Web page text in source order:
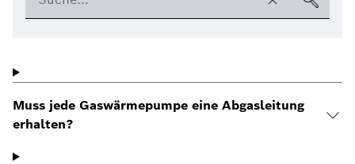
Muss jede Gaswärmepumpe eine Abgasleitung
erhalten?